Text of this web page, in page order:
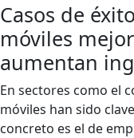
Casos de
móviles
aumentan
En sectores como el
móviles han sido
concreto es el de